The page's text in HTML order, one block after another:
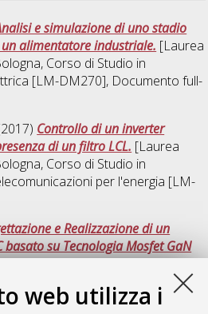
web utilizza i
e simulazione di uno stadio
alimentatore industriale. [Laurea
Corso di Studio in
[LM-DM270], Documento full-
Controllo di un inverter
di un filtro LCL. [Laurea
Corso di Studio in
per l'energia [LM-
e Realizzazione di un
basato su Tecnologia Mosfet GaN
dell'Energia.[Laurea
per l'energia [LM-